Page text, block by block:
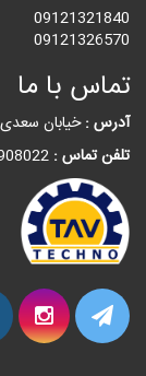
09121321840
09121326570
تماس با ما
آدرس :خیابان
تلفن تماس : - 33908023